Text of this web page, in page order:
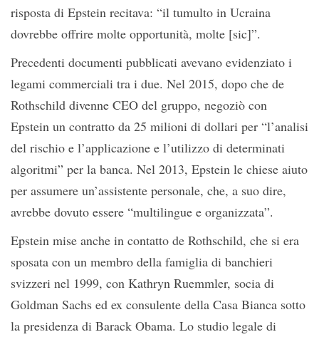
risposta di Epstein recitava: “il tumulto in Ucraina
dovrebbe offrire molte opportunità, molte [sic]”.
Precedenti documenti pubblicati avevano evidenziato i
legami commerciali tra i due. Nel 2015, dopo che de
Rothschild divenne CEO del gruppo, negoziò con
Epstein un contratto da 25 milioni di dollari per “l’analisi
del rischio e l’applicazione e l’utilizzo di determinati
algoritmi” per la banca. Nel 2013, Epstein le chiese aiuto
per assumere un’assistente personale, che, a suo dire,
avrebbe dovuto essere “multilingue e organizzata”.
Epstein mise anche in contatto de Rothschild, che si era
sposata con un membro della famiglia di banchieri
svizzeri nel 1999, con Kathryn Ruemmler, socia di
Goldman Sachs ed ex consulente della Casa Bianca sotto
la presidenza di Barack Obama. Lo studio legale di